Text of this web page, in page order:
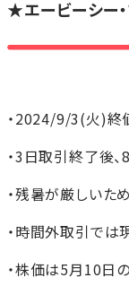
★エービーシー
・2024/9/3(火)
・3日取引終了後
・残暑が厳しいため
・時間外取引では
・株価は5月10日の